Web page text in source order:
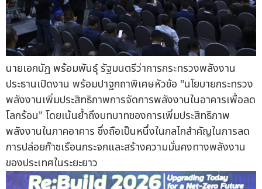
นายเอกนัฏ พร้อมพันธุ์ รัฐมนตรีว่าการกระทรวงพลังงาน
ประธานเปิดงาน พร้อมปาฐกถาพิเศษหัวข้อ "นโยบายกระทรวง
พลังงานเพิ่มประสิทธิภาพการจัดการพลังงานในอาคารเพื่อลด
โลกร้อน" โดยเน้นย้ำถึงบทบาทของการเพิ่มประสิทธิภาพ
พลังงานในภาคอาคาร ซึ่งถือเป็นหนึ่งในกลไกสำคัญในการลด
การปล่อยก๊าซเรือนกระจกและสร้างความมั่นคงทางพลังงาน
ของประเทศในระยะยาว